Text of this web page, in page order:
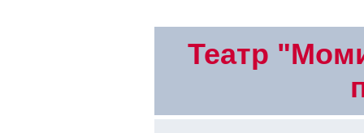
Театр